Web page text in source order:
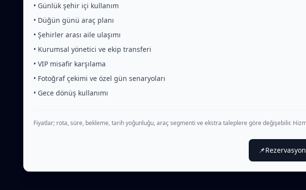
• Günlük şehir içi kullanım
• Düğün günü araç planı
• Şehirler arası aile ulaşımı
• Kurumsal yönetici ve ekip transferi
• VIP misafir karşılama
• Fotoğraf çekimi ve özel gün senaryoları
• Gece dönüş kullanımı
Fiyatlar; rota, süre, bekleme, tarih yoğunluğu, araç segmenti ve ekstra taleplere göre değişebilir.
📌